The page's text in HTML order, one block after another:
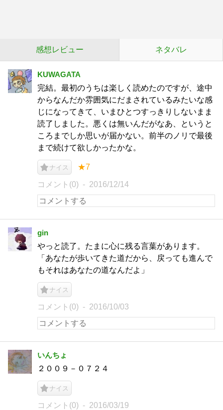
感想レビュー ネタバレ
KUWAGATA
完結。最初のうちは楽しく読めたのですが、途中
からなんだか雰囲気にだまされているみたいな感
じになってきて、いまひとつすっきりしないまま
読了しました。悪くは無いんだがなあ、というと
ころまでしか思いが届かない。前半のノリで最後
まで続けて欲しかったかな。
ナイス ★7
コメント(0) 2016/12/14
gin
やっと読了。たまに心に残る言葉があります。
「あなたが歩いてきた道だから、戻っても進んで
もそれはあなたの道なんだよ」
ナイス
コメント(0) 2016/10/03
いんちょ
２００９－０７２４
ナイス
コメント(0) 2016/03/19